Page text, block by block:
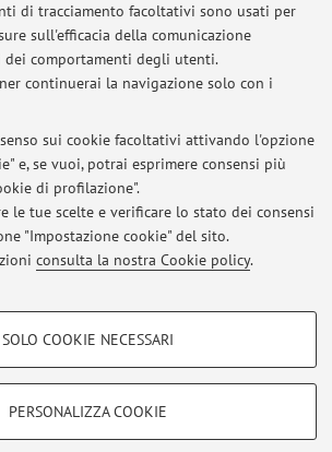
di tracciamento facoltativi sono usati per
sull'efficacia della comunicazione
comportamenti degli utenti.
continuerai la navigazione solo con i
sui cookie facoltativi attivando l'opzione
e, se vuoi, potrai esprimere consensi più
di profilazione".
le tue scelte e verificare lo stato dei consensi
"Impostazione cookie" del sito.
consulta la nostra Cookie policy.
- FACOLTATIVI
SOLO COOKIE NECESSARI
PERSONALIZZA COOKIE
Ultimi avvisi
dello spettacolo - nel Nordest brasiliano
di Kazuo Ohno al MAXXI di Roma
2022
danza per Lucy
gestire tutti i contenuti del sito.